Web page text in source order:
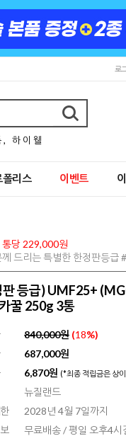
로
, 하 이 웰
폴리스 이벤트
당 229,000원
께 드리는 특별한 한정판등
판 등급) UMF25+
꿀 250g 3통
840,000원 (18%)
687,000원
6,870원 (*최종 적립금은 상
뉴질랜드
2028년 4월 7일까지
무료배송 / 평일 오후4시